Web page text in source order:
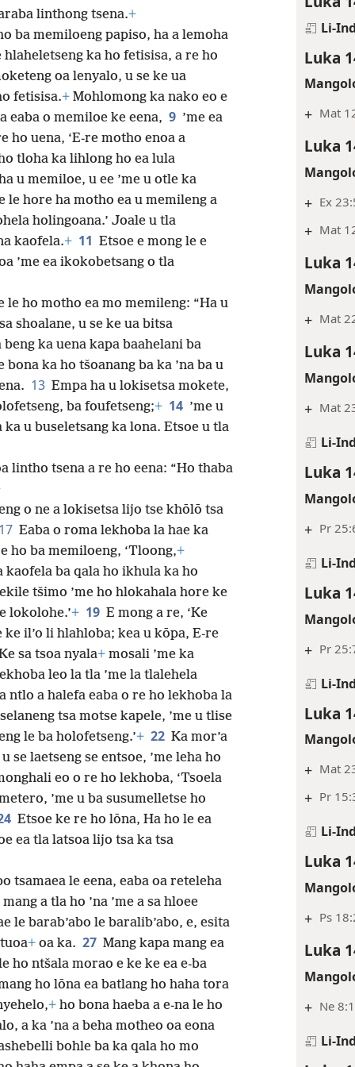
Li-
Luka
+ Mat
Luka
+ Ex
+ Mat
Luka
+ Mat
Luka
+ Mat
Li-
Luka
+ Pr
Li-
Luka
+ Pr
Li-
Luka
+ Mat
+ Pr
Li-
Luka
+ Ps
Luka
+ Ne
Li-
linthong tsena.+
ba memiloeng papiso, ha a lemoha
ka ho fetisisa, a re ho
oa lenyalo, u se ke ua
fetisisa.+ Mohlomong ka nako eo e
eaba o memiloe ke eena, 9 ’me ea
ho uena, ‘E-re motho enoa a
tloha ka lihlong ho ea lula
u memiloe, u ee ’me u otle ka
le hore ha motho ea u memileng a
holingoana.’ Joale u tla
kaofela.+ 11 Etsoe e mong le e
’me ea ikokobetsang o tla
le ho motho ea mo memileng: “Ha u
shoalane, u se ke ua bitsa
ka uena kapa baahelani ba
ka ho tšoanang ba ka ’na ba u
13 Empa ha u lokisetsa mokete,
ba foufetseng;+ 14 ’me u
u buseletsang ka lona. Etsoe u tla
lintho tsena a re ho eena: “Ho thaba
o ne a lokisetsa lijo tse khōlō tsa
Eaba o roma lekhoba la hae ka
ho ba memiloeng, ‘Tloong,+
kaofela ba qala ho ikhula ka ho
tšimo ’me ho hlokahala hore ke
lokolohe.’+ 19 E mong a re, ‘Ke
il’o li hlahloba; kea u kōpa, E-re
sa tsoa nyala+ mosali ’me ka
leo la tla ’me la tlalehela
ntlo a halefa eaba o re ho lekhoba la
tsa motse kapele, ’me u tlise
le ba holofetseng.’+ 22 Ka mor’a
se laetseng se entsoe, ’me leha ho
eo o re ho lekhoba, ‘Tsoela
’me u ba susumelletse ho
Etsoe ke re ho lōna, Ha ho le ea
ea tla latsoa lijo tsa ka tsa
tsamaea le eena, eaba oa reteleha
a tla ho ’na ’me a sa hloee
le barab’abo le baralib’abo, e, esita
+ oa ka. 27 Mang kapa mang ea
ho ntšala morao e ke ke ea e-ba
ho lōna ea batlang ho haha tora
+ ho bona haeba a e-na le ho
a ka ’na a beha motheo oa eona
bohle ba ka qala ho mo